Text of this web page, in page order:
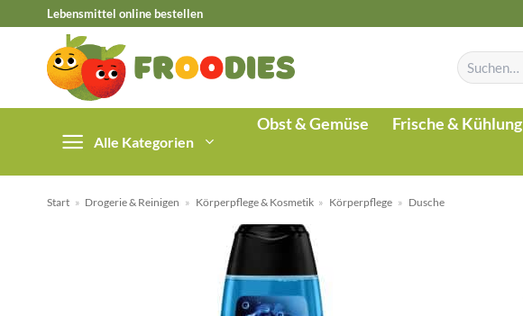
springen
Lebensmittel online bestellen
Suchen
nach:
Alle Kategorien
Obst & Gemüse Frische & Kühlung
Start » Drogerie & Reinigen » Körperpflege & Kosmetik » Körperpflege » Dusche